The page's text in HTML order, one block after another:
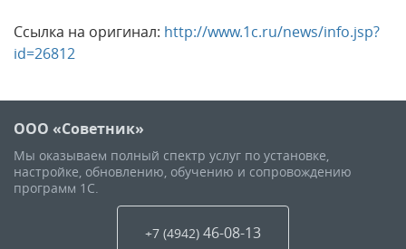
Ссылка на оригинал: http://www.1c.ru/news/info.jsp?
id=26812
ООО «Советник»
Мы оказываем полный спектр услуг по установке,
настройке, обновлению, обучению и сопровождению
программ 1С.
+7 (4942) 46-08-13